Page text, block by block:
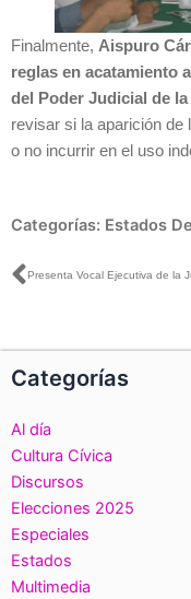
Finalmente, Aispuro
reglas en acatamiento
del Poder Judicial de
revisar si la aparición
o no incurrir en el uso
Categorías: Estados
Ant
Categorías
Al día
Cultura Cívica
Discursos
Elecciones 2025
Especiales
Estados
Multimedia